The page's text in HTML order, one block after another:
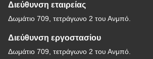
Διεύθυνση εταιρείας
Δωμάτιο 709, τετράγωνο 2 του Ανμπό.
Διεύθυνση εργοστασίου
Δωμάτιο 709, τετράγωνο 2 του Ανμπό.